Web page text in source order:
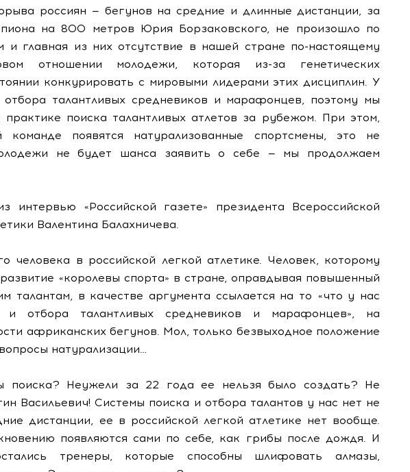
россиян — бегунов на средние и длинные дистанции, за
на 800 метров Юрия Борзаковского, не произошло по
и главная из них отсутствие в нашей стране по-настоящему
отношении молодежи, которая из-за генетических
конкурировать с мировыми лидерами этих дисциплин. У
талантливых средневиков и марафонцев, поэтому мы
поиска талантливых атлетов за рубежом. При этом,
команде появятся натурализованные спортсмены, это не
не будет шанса заявить о себе — мы продолжаем
«Российской газете» президента Всероссийской
Валентина Балахничева.
человека в российской легкой атлетике. Человек, которому
«королевы спорта» в стране, оправдывая повышенный
талантам, в качестве аргумента ссылается на то «что у нас
и отбора талантливых средневиков и марафонцев», на
африканских бегунов. Мол, только безвыходное положение
натурализации…
поиска? Неужели за 22 года ее нельзя было создать? Не
Васильевич! Системы поиска и отбора талантов у нас нет не
дистанции, ее в российской легкой атлетике нет вообще.
появляются сами по себе, как грибы после дождя. И
тренеры, которые способны шлифовать алмазы,